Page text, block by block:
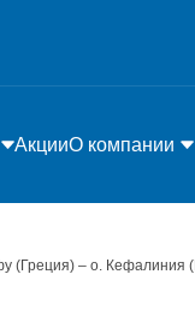
АкцииО компании
(Греция) – о. Кефалиния